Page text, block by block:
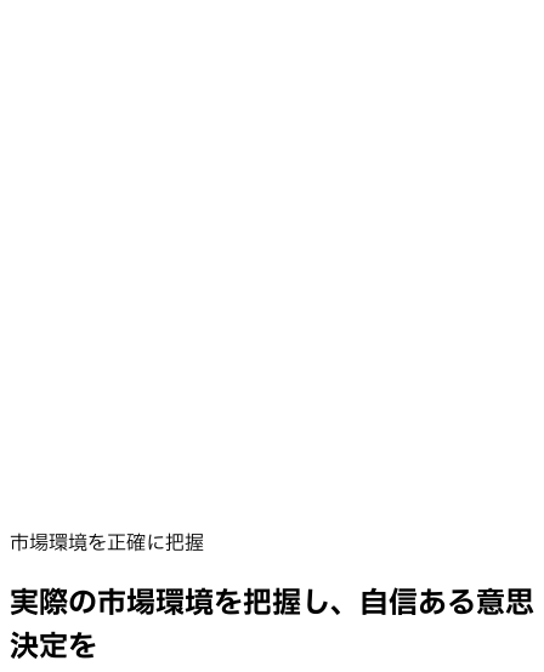
市場環境を正確に把握
実際の市場環境を把握し、自信ある意思
決定を